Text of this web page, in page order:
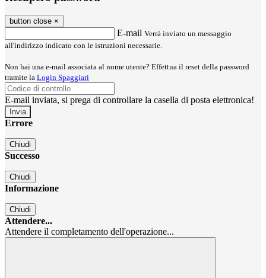
button close ×
E-mail Verrà inviato un messaggio
all'indirizzo indicato con le istruzioni necessarie.
Non hai una e-mail associata al nome utente? Effettua il reset della password
tramite la Login Spaggiari
E-mail inviata, si prega di controllare la casella di posta elettronica!
Errore
Chiudi
Successo
Chiudi
Informazione
Chiudi
Attendere...
Attendere il completamento dell'operazione...